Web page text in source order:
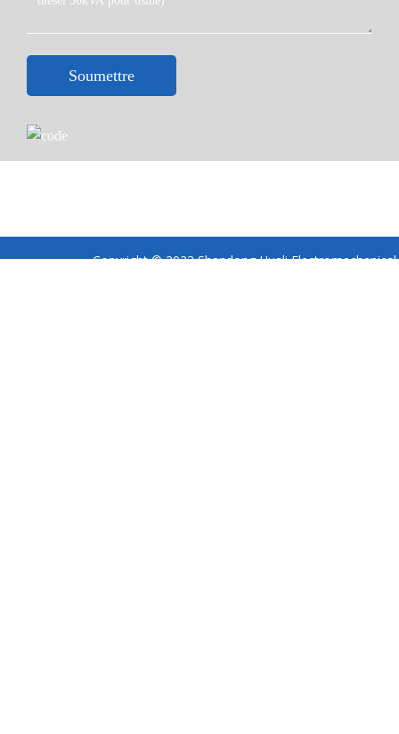
Soumettre
Copyright © 2023 Shandong Huali Electromechanical